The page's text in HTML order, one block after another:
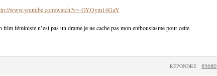
www.youtube.com/watch?v=-OYQym14GaY
film féministe n’est pas un drame je ne cache pas mon enthousiasme pour cette
#5680
RÉPONDRE